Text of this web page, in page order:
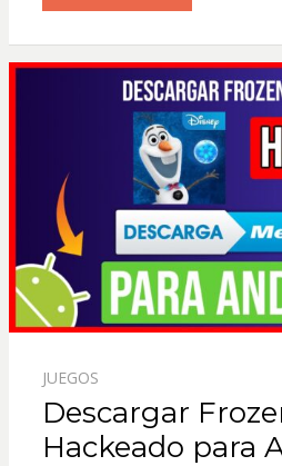
JUEGOS
Descargar
Hackeado para